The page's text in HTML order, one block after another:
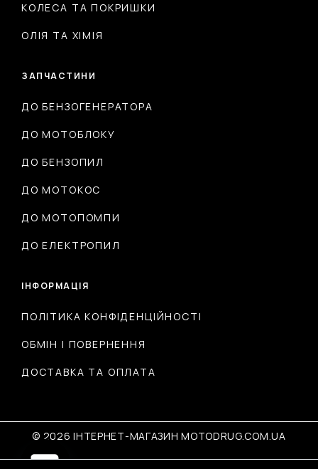
КОЛЕСА ТА ПОКРИШКИ
ОЛІЯ ТА ХІМІЯ
ЗАПЧАСТИНИ
ДО БЕНЗОГЕНЕРАТОРА
ДО МОТОБЛОКУ
ДО БЕНЗОПИЛ
ДО МОТОКОС
ДО МОТОПОМПИ
ДО ЕЛЕКТРОПИЛ
ІНФОРМАЦІЯ
ПОЛІТИКА КОНФІДЕНЦІЙНОСТІ
ОБМІН І ПОВЕРНЕННЯ
ДОСТАВКА ТА ОПЛАТА
© 2026 ІНТЕРНЕТ-МАГАЗИН MOTODRUG.COM.UA